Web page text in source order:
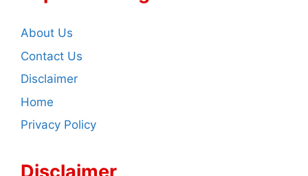
About Us
Contact Us
Disclaimer
Home
Privacy Policy